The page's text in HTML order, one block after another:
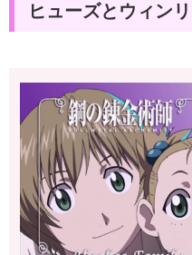
ヒューズとウィン